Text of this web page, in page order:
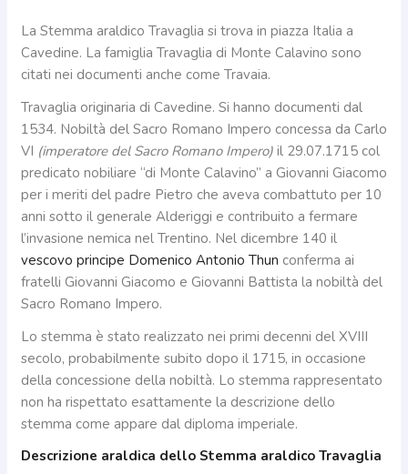
La Stemma araldico Travaglia si trova in piazza Italia a
Cavedine. La famiglia Travaglia di Monte Calavino sono
citati nei documenti anche come Travaia.
Travaglia originaria di Cavedine. Si hanno documenti dal
1534. Nobiltà del Sacro Romano Impero concessa da Carlo
VI (imperatore del Sacro Romano Impero) il 29.07.1715 col
predicato nobiliare “di Monte Calavino” a Giovanni Giacomo
per i meriti del padre Pietro che aveva combattuto per 10
anni sotto il generale Alderiggi e contribuito a fermare
l’invasione nemica nel Trentino. Nel dicembre 140 il
vescovo principe Domenico Antonio Thun conferma ai
fratelli Giovanni Giacomo e Giovanni Battista la nobiltà del
Sacro Romano Impero.
Lo stemma è stato realizzato nei primi decenni del XVIII
secolo, probabilmente subito dopo il 1715, in occasione
della concessione della nobiltà. Lo stemma rappresentato
non ha rispettato esattamente la descrizione dello
stemma come appare dal diploma imperiale.
Descrizione araldica dello Stemma araldico Travaglia